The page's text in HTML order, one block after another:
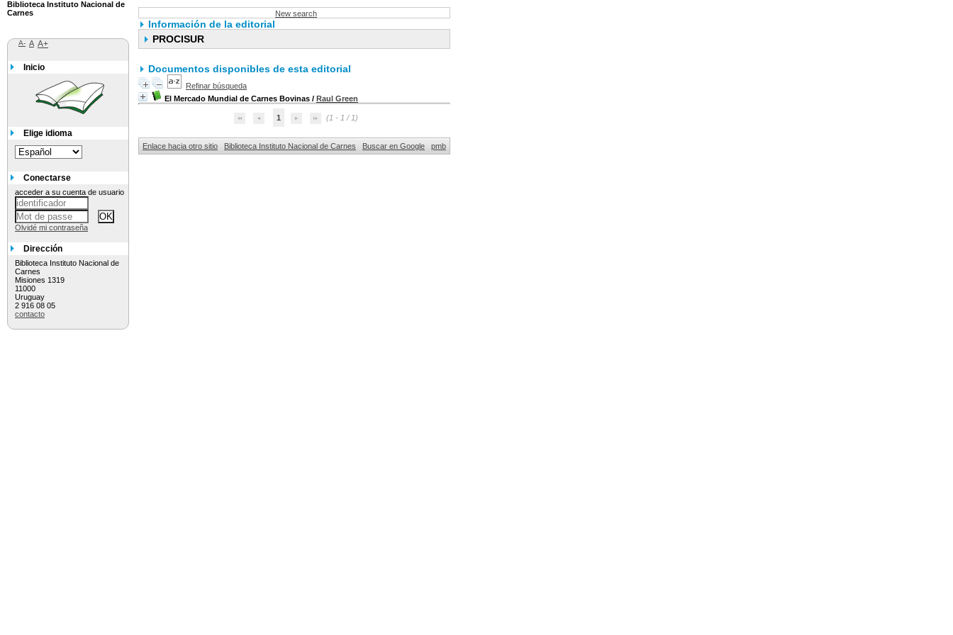
New search
Información de la editorial
PROCISUR
Documentos disponibles de esta editorial
Refinar búsqueda
El Mercado Mundial de Carnes Bovinas / Raul Green
1 (1 - 1 / 1)
Enlace hacia otro sitio Biblioteca Instituto Nacional de Carnes Buscar en Google pmb
Biblioteca Instituto Nacional de
Carnes
A- A A+
Inicio
Elige idioma
Conectarse
acceder a su cuenta de usuario
Olvidé mi contraseña
Dirección
Biblioteca Instituto Nacional de
Carnes
Misiones 1319
11000
Uruguay
2 916 08 05
contacto